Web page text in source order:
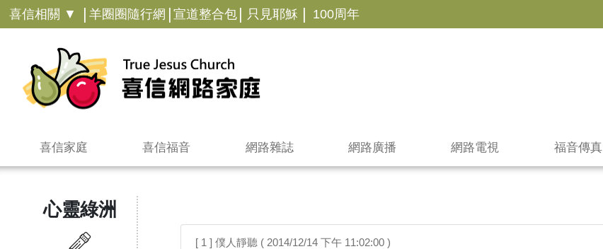
喜信相關 ▼ | 羊圈圈隨行網 | 宣道整合包 | 只見耶穌 | 100周年
喜信家庭 喜信福音 網路雜誌 網路廣播 網路電視 福音傳真
心靈綠洲
[ 1 ] 僕人靜聽 ( 2014/12/14 下午 11:02:00 )